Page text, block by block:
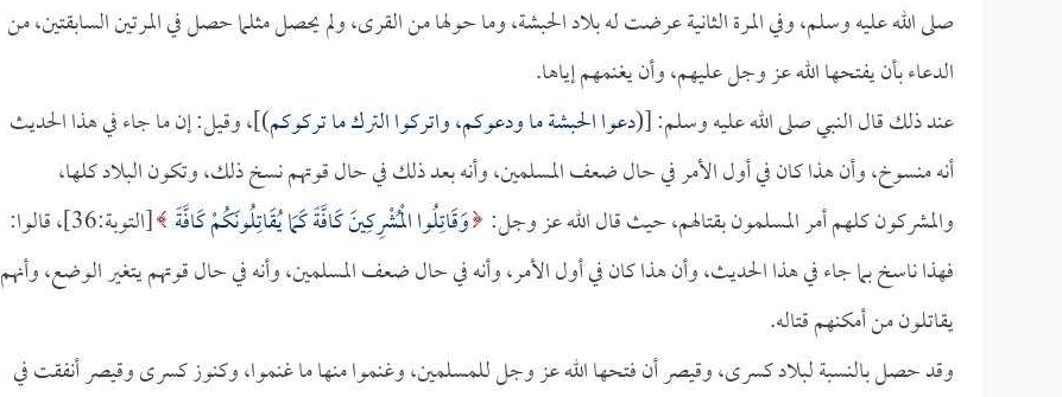
صلى الله عليه وسلم، وفي المرة الثانية عرضت له بلاد الحبشة، وما حولها من القرى، ولم يحصل مثلما حصل في المرتين السابقتين، من
الدعاء بأن يفتحها الله عز وجل عليهم، وأن يغنمهم إياها.
عند ذلك قال النبي صلى الله عليه وسلم: [(دعوا الحبشة ما ودعوكم، واتركوا الترك ما تركوكم)]، وقيل: إن ما جاء في هذا الحديث
أنه منسوخ، وأن هذا كان في أول الأمر في حال ضعف المسلمين، وأنه بعد ذلك في حال قوتهم نسخ ذلك، وتكون البلاد كلها،
والمشركون كلهم أمر المسلمون بقتالهم، حيث قال الله عز وجل: وَقَاتِلُوا الْمُشْرِكِينَ كَافَّةً كَمَا يُقَاتِلُونَكُمْ كَافَّةً
[التوبة:36]، قالوا:
فهذا ناسخ بما جاء في هذا الحديث، وأن هذا كان في أول الأمر، وأنه في حال ضعف المسلمين، وأنه في حال قوتهم يتغير الوضع، وأنهم
يقاتلون من أمكنهم قتاله.
وقد حصل بالنسبة لبلاد كسرى، وقيصر أن فتحها الله عز وجل للمسلمين، وغنموا منها ما غنموا، وكنوز كسرى وقيصر أنفقت في